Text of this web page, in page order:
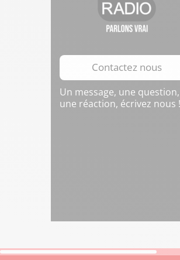
Contactez nous
Un message, une question,
une réaction, écrivez nous !